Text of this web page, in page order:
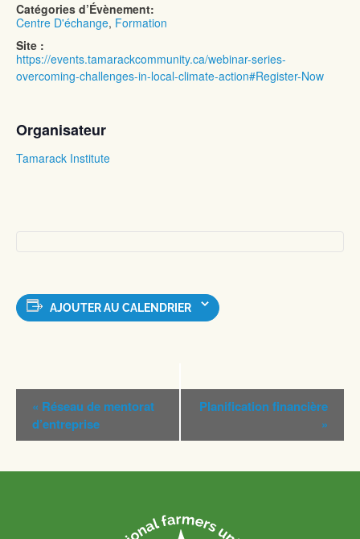
AJOUTER AU CALENDRIER
Catégories d’Évènement:
Centre D'échange, Formation
Site :
https://events.tamarackcommunity.ca/webinar-series-
overcoming-challenges-in-local-climate-action#Register-Now
Organisateur
Tamarack Institute
Navigation
Évènement
« Réseau de mentorat
d’entreprise
Planification financière
»